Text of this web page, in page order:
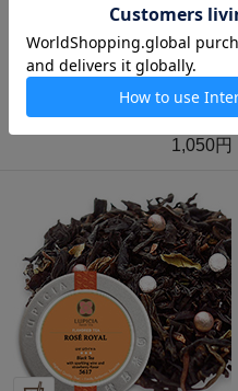
数量限定
アラビアンナイト 50g 缶入
1,050円